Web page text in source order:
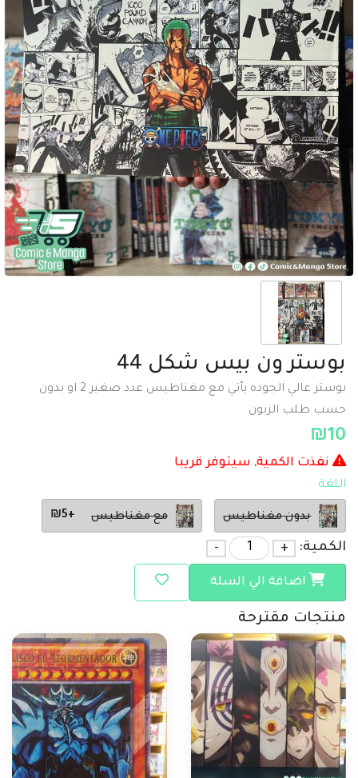
بوستر ون بيس شكل 44
بوستر عالي الجوده يأتي مع مغناطيس عدد صغير 2 او بدون
حسب طلب الزبون
₪10
نفذت الكمية, سيتوفر قريبا
اللغة
بدون مغناطيس مع مغناطيس +₪5
الكمية: +
-
اضافة الي السلة
منتجات مقترحة